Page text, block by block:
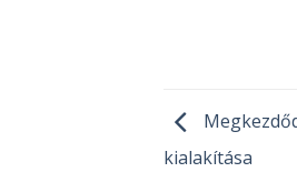
kialakítása